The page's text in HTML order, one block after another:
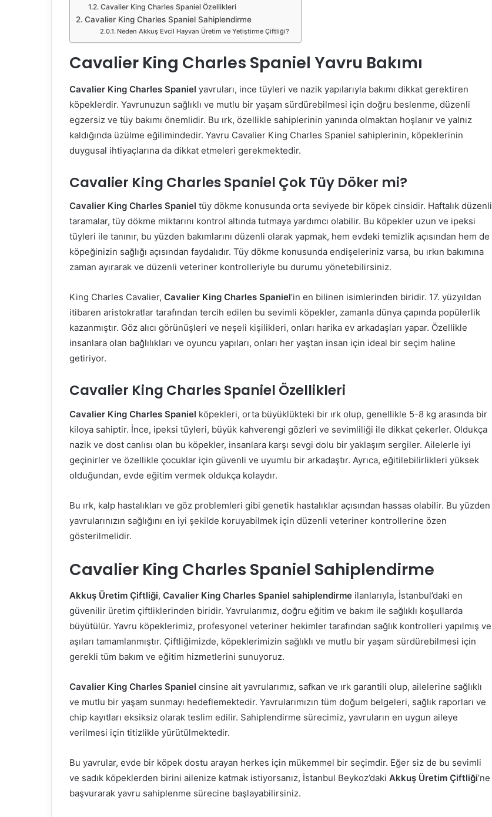
Cavalier King Charles Spaniel Özellikleri
Cavalier King Charles Spaniel Sahiplendirme
Neden Akkuş Evcil Hayvan Üretim ve Yetiştirme Çiftliği?
Cavalier King Charles Spaniel Yavru Bakımı
Cavalier King Charles Spaniel yavruları, ince tüyleri ve nazik yapılarıyla bakımı dikkat gerektiren
köpeklerdir. Yavrunuzun sağlıklı ve mutlu bir yaşam sürdürebilmesi için doğru beslenme, düzenli
egzersiz ve tüy bakımı önemlidir. Bu ırk, özellikle sahiplerinin yanında olmaktan hoşlanır ve yalnız
kaldığında üzülme eğilimindedir. Yavru Cavalier King Charles Spaniel sahiplerinin, köpeklerinin
duygusal ihtiyaçlarına da dikkat etmeleri gerekmektedir.
Cavalier King Charles Spaniel Çok Tüy Döker mi?
Cavalier King Charles Spaniel tüy dökme konusunda orta seviyede bir köpek cinsidir. Haftalık düzenli
taramalar, tüy dökme miktarını kontrol altında tutmaya yardımcı olabilir. Bu köpekler uzun ve ipeksi
tüyleri ile tanınır, bu yüzden bakımlarını düzenli olarak yapmak, hem evdeki temizlik açısından hem de
köpeğinizin sağlığı açısından faydalıdır. Tüy dökme konusunda endişeleriniz varsa, bu ırkın bakımına
zaman ayırarak ve düzenli veteriner kontrolleriyle bu durumu yönetebilirsiniz.
King Charles Cavalier, Cavalier King Charles Spaniel’in en bilinen isimlerinden biridir. 17. yüzyıldan
itibaren aristokratlar tarafından tercih edilen bu sevimli köpekler, zamanla dünya çapında popülerlik
kazanmıştır. Göz alıcı görünüşleri ve neşeli kişilikleri, onları harika ev arkadaşları yapar. Özellikle
insanlara olan bağlılıkları ve oyuncu yapıları, onları her yaştan insan için ideal bir seçim haline
getiriyor.
Cavalier King Charles Spaniel Özellikleri
Cavalier King Charles Spaniel köpekleri, orta büyüklükteki bir ırk olup, genellikle 5-8 kg arasında bir
kiloya sahiptir. İnce, ipeksi tüyleri, büyük kahverengi gözleri ve sevimliliği ile dikkat çekerler. Oldukça
nazik ve dost canlısı olan bu köpekler, insanlara karşı sevgi dolu bir yaklaşım sergiler. Ailelerle iyi
geçinirler ve özellikle çocuklar için güvenli ve uyumlu bir arkadaştır. Ayrıca, eğitilebilirlikleri yüksek
olduğundan, evde eğitim vermek oldukça kolaydır.
Bu ırk, kalp hastalıkları ve göz problemleri gibi genetik hastalıklar açısından hassas olabilir. Bu yüzden
yavrularınızın sağlığını en iyi şekilde koruyabilmek için düzenli veteriner kontrollerine özen
gösterilmelidir.
Cavalier King Charles Spaniel Sahiplendirme
Akkuş Üretim Çiftliği, Cavalier King Charles Spaniel sahiplendirme ilanlarıyla, İstanbul’daki en
güvenilir üretim çiftliklerinden biridir. Yavrularımız, doğru eğitim ve bakım ile sağlıklı koşullarda
büyütülür. Yavru köpeklerimiz, profesyonel veteriner hekimler tarafından sağlık kontrolleri yapılmış ve
aşıları tamamlanmıştır. Çiftliğimizde, köpeklerimizin sağlıklı ve mutlu bir yaşam sürdürebilmesi için
gerekli tüm bakım ve eğitim hizmetlerini sunuyoruz.
Cavalier King Charles Spaniel cinsine ait yavrularımız, safkan ve ırk garantili olup, ailelerine sağlıklı
ve mutlu bir yaşam sunmayı hedeflemektedir. Yavrularımızın tüm doğum belgeleri, sağlık raporları ve
chip kayıtları eksiksiz olarak teslim edilir. Sahiplendirme sürecimiz, yavruların en uygun aileye
verilmesi için titizlikle yürütülmektedir.
Bu yavrular, evde bir köpek dostu arayan herkes için mükemmel bir seçimdir. Eğer siz de bu sevimli
ve sadık köpeklerden birini ailenize katmak istiyorsanız, İstanbul Beykoz’daki Akkuş Üretim Çiftliği’ne
başvurarak yavru sahiplenme sürecine başlayabilirsiniz.